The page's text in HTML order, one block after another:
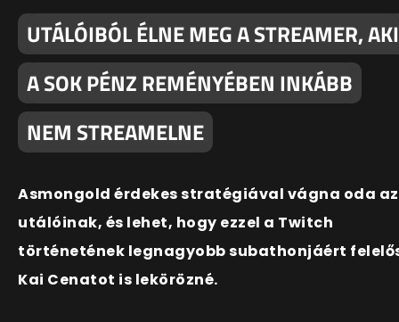
UTÁLÓIBÓL ÉLNE MEG A STREAMER, AKI
A SOK PÉNZ REMÉNYÉBEN INKÁBB
NEM STREAMELNE
Asmongold érdekes stratégiával vágna oda az
utálóinak, és lehet, hogy ezzel a Twitch
történetének legnagyobb subathonjáért
Kai Cenatot is lekörözné.